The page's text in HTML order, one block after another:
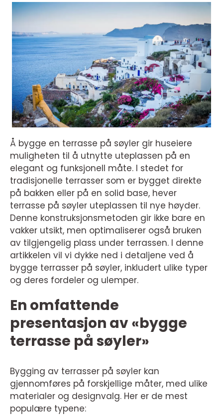
Å bygge en terrasse på søyler gir huseiere
muligheten til å utnytte uteplassen på en
elegant og funksjonell måte. I stedet for
tradisjonelle terrasser som er bygget direkte
på bakken eller på en solid base, hever
terrasse på søyler uteplassen til nye høyder.
Denne konstruksjonsmetoden gir ikke bare en
vakker utsikt, men optimaliserer også bruken
av tilgjengelig plass under terrassen. I denne
artikkelen vil vi dykke ned i detaljene ved å
bygge terrasser på søyler, inkludert ulike typer
og deres fordeler og ulemper.
En omfattende
presentasjon av «bygge
terrasse på søyler»
Bygging av terrasser på søyler kan
gjennomføres på forskjellige måter, med ulike
materialer og designvalg. Her er de mest
populære typene: